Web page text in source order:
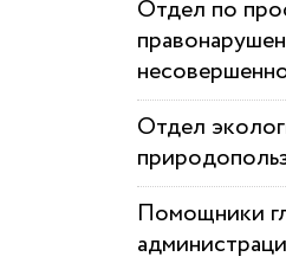
Отдел по
Отдел
Помощники